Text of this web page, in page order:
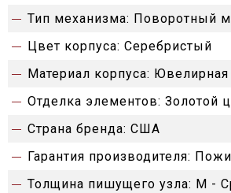
Тип механизма: Поворотный
Цвет корпуса: Серебристый
Материал корпуса: Ювелирная
Отделка элементов: Золотой
Страна бренда: США
Гарантия производителя:
Толщина пишущего узла: M -